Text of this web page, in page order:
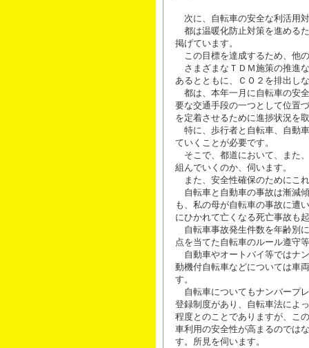
次に、自転車の安全な利活用
都は温暖化防止対策を進める
掲げています。
この目標を達成するため、他
さまざまなＴＤＭ施策の推進
あるとともに、ＣＯ２を排出し
都は、本年一月に自転車の安
要な交通手段の一つとして位置
を定着させるために進捗状況を
特に、歩行者と自転車、自動
ていくことが必要です。
そこで、都道において、また
組んでいくのか、伺います。
また、安全性確保のためにこ
自転車と自動車の事故は漸減
も、私の母が自転車の事故に遭
にひかれて亡くなる死亡事故も
自転車事故発生件数を年齢別
点を当てた自転車のルール遵守
自動車やオートバイ等ではナ
動機付自転車などについては車
す。
自転車についてもナンバープ
登録制度があり、自転車法によ
程度とのことでありますが、こ
車利用の安全性が高まるのでは
す。所見を伺います。